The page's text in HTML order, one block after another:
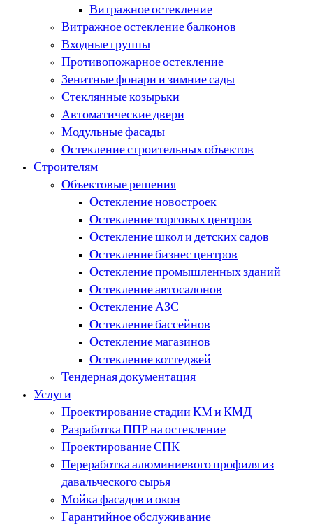
Витражное остекление
Витражное остекление балконов
Входные группы
Противопожарное остекление
Зенитные фонари и зимние сады
Стеклянные козырьки
Автоматические двери
Модульные фасады
Остекление строительных объектов
Строителям
Объектовые решения
Остекление новостроек
Остекление торговых центров
Остекление школ и детских садов
Остекление бизнес центров
Остекление промышленных зданий
Остекление автосалонов
Остекление АЗС
Остекление бассейнов
Остекление магазинов
Остекление коттеджей
Тендерная документация
Услуги
Проектирование стадии КМ и КМД
Разработка ППР на остекление
Проектирование СПК
Переработка алюминиевого профиля из
давальческого сырья
Мойка фасадов и окон
Гарантийное обслуживание